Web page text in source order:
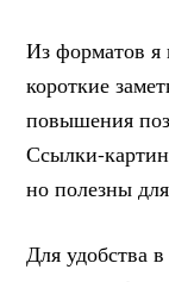
Из форматов я
короткие
повышения
Ссылки-
но полезны
Для удобства